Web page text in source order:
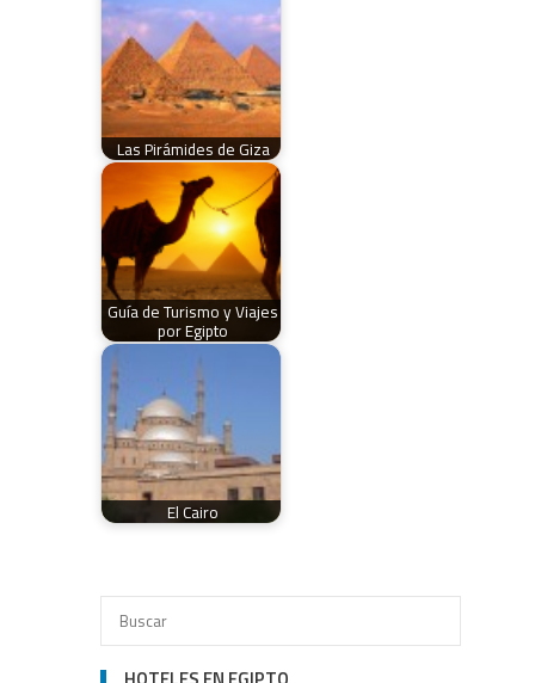
Las Pirámides de Giza
Guía de Turismo y Viajes
por Egipto
El Cairo